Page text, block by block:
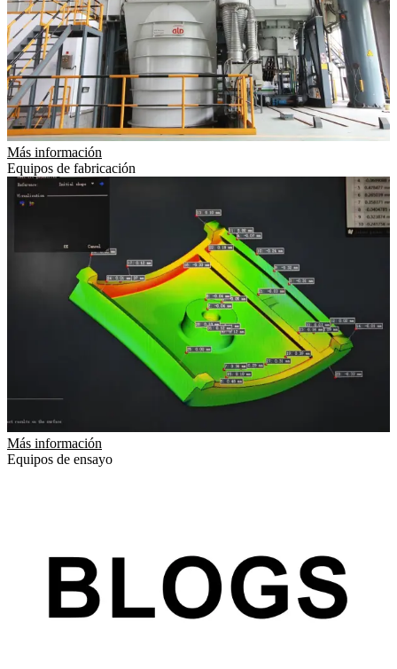
Más información
Equipos de fabricación
Más información
Equipos de ensayo